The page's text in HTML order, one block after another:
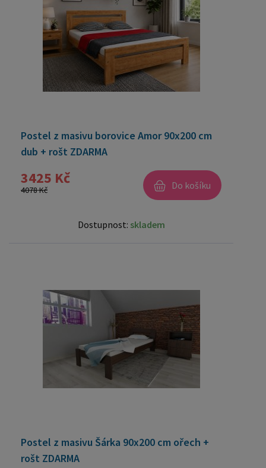
Postel z masivu borovice Amor 90x200 cm
dub + rošt ZDARMA
3425 Kč
4078 Kč Do košíku
Dostupnost: skladem
Postel z masivu Šárka 90x200 cm ořech +
rošt ZDARMA